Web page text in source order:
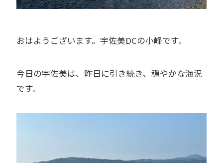
おはようございます。宇佐美DCの小峰です。
今日の宇佐美は、昨日に引き続き、穏やかな海況
です。